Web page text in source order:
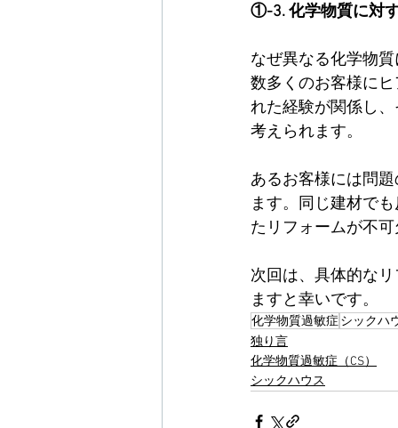
①-3. 化学物質に対
なぜ異なる化学物
数多くのお客様に
れた経験が関係し
考えられます。
あるお客様には問
ます。同じ建材で
たリフォームが不
次回は、具体的な
ますと幸いです。
化学物質過敏症 シックハ
独り言
化学物質過敏症（CS）
シックハウス